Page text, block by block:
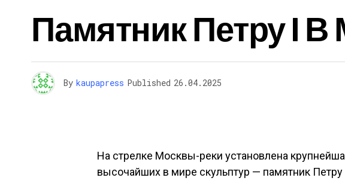
Памятник Петру I В
By kaupapress Published 26.04.2025
На стрелке Москвы-реки установлена
высочайших в мире скульптур — памятник Петру